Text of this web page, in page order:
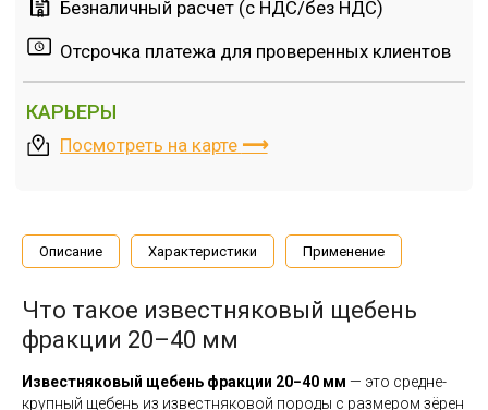
Описание Характеристики Применение
Что такое известняковый щебень
фракции 20–40 мм
Известняковый щебень фракции 20−40 мм — это средне-
крупный щебень из известняковой породы с размером зёрен